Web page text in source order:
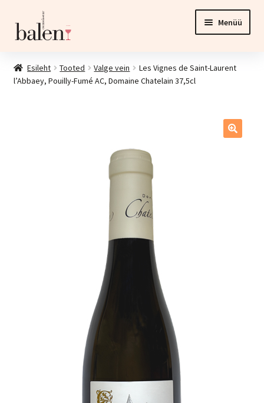
navigeerimisele
sisu
Menüü
Tooted
Ava
Esinduspood ja veinikelder
Esileht Tooted Valge vein
Les Vignes de Saint-Laurent
l’Abbaey, Pouilly-Fumé AC, Domaine Chatelain 37,5cl